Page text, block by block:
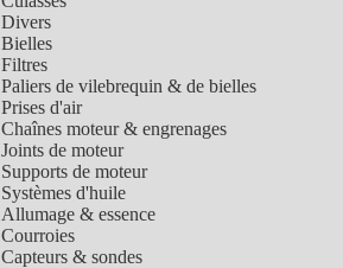
Divers
Bielles
Filtres
Paliers de vilebrequin & de bielles
Prises d'air
Chaînes moteur & engrenages
Joints de moteur
Supports de moteur
Systèmes d'huile
Allumage & essence
Courroies
Capteurs & sondes